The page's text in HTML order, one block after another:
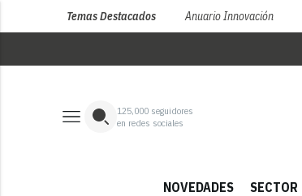
Temas Destacados Anuario Innovación
125,000 seguidores
en redes sociales
NOVEDADES SECTOR